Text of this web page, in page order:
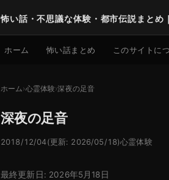
怖い話・不思議な体験・都市伝説まとめ
ホーム 怖い話まとめ このサイトに
ホーム 心霊体験 深夜の足音
深夜の足音
2018/12/04(更新: 2026/05/18)心霊体験
最終更新日: 2026年5月18日